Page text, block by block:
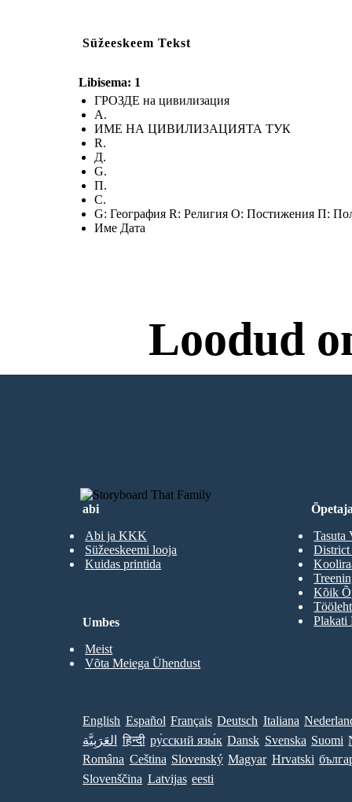
Süžeeskeem Tekst
Libisema: 1
ГРОЗДЕ на цивилизация
А.
ИМЕ НА ЦИВИЛИЗАЦИЯТА ТУК
R.
Д.
G.
П.
С.
G: География R: Религия О: Постижения П:
Име Дата
Loodud
Proovimiseks Pole
abi
Abi ja KKK
Süžeeskeemi looja
Kuidas printida
Tasuta
District
Kõik
Plakati
Umbes
Meist
Võta Meiega Ühendust
English Español Français Deutsch Italiana
العَرَبِيَّة
हिन्दी ру́сский язы́к Dansk Svenska Suomi
Româna Ceština Slovenský Magyar Hrvatski
Slovenščina Latvijas eesti